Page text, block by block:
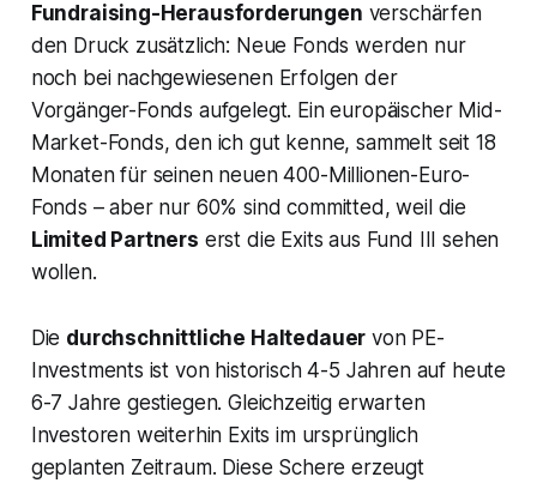
Fundraising-Herausforderungen verschärfen
den Druck zusätzlich: Neue Fonds werden nur
noch bei nachgewiesenen Erfolgen der
Vorgänger-Fonds aufgelegt. Ein europäischer Mid-
Market-Fonds, den ich gut kenne, sammelt seit 18
Monaten für seinen neuen 400-Millionen-Euro-
Fonds – aber nur 60% sind committed, weil die
Limited Partners erst die Exits aus Fund III sehen
wollen.
Die durchschnittliche Haltedauer von PE-
Investments ist von historisch 4-5 Jahren auf heute
6-7 Jahre gestiegen. Gleichzeitig erwarten
Investoren weiterhin Exits im ursprünglich
geplanten Zeitraum. Diese Schere erzeugt